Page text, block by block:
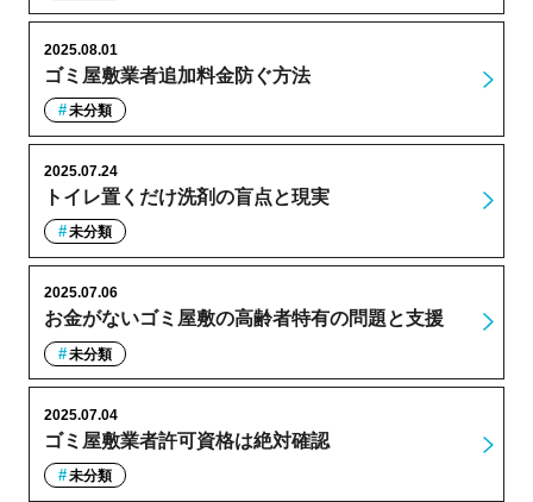
ゴミ屋敷業者追加料金防ぐ方法
2025.08.01
未分類
トイレ置くだけ洗剤の盲点と現実
2025.07.24
未分類
お金がないゴミ屋敷の高齢者特有の問題と支援
2025.07.06
未分類
ゴミ屋敷業者許可資格は絶対確認
2025.07.04
未分類